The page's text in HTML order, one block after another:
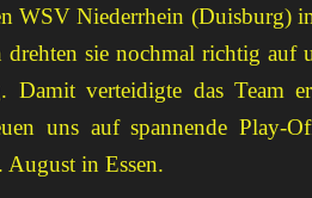
WSV Niederrhein (Duisburg)
sie nochmal richtig auf
verteidigte das Team
uns auf spannende Play-
August in Essen.